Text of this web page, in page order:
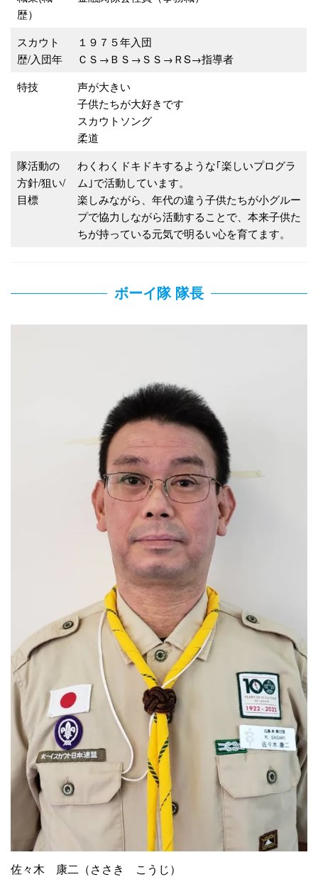
歴）
スカウト
歴/入団年
１９７５年入団
ＣＳ→ＢＳ→ＳＳ→ＲS→指導者
特技
声が大きい
子供たちが大好きです
スカウトソング
柔道
隊活動の
方針/狙い/
目標
わくわくドキドキするような｢楽しいプログラ
ム｣で活動しています。
楽しみながら、年代の違う子供たちが小グルー
プで協力しながら活動することで、本来子供た
ちが持っている元気で明るい心を育てます。
ボーイ隊 隊長
佐々木 康二（ささき こうじ）